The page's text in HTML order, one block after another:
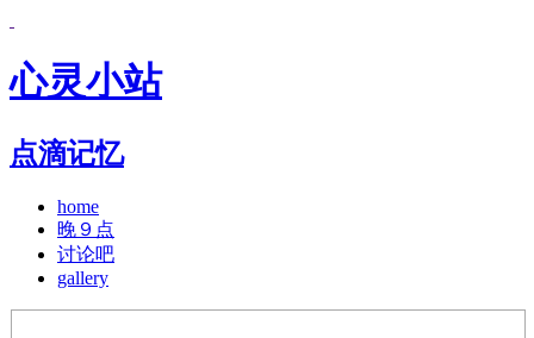
心灵小站
点滴记忆
home
晚９点
讨论吧
gallery